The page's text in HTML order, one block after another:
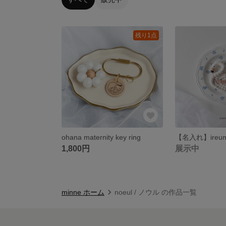
残り1点
ohana maternity key ring
1,800円
【名入れ】
展示中
minne ホーム noeul / ノウル の作品一覧